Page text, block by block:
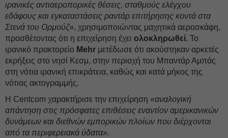
ιρανικές αντιαεροπορικές θέσεις, σταθμούς ελέγχου
εδάφους και εγκαταστάσεις ραντάρ επιτήρησης κοντά στα
Στενά του Ορμούζ», χρησιμοποιώντας μαχητικά αεροσκάφη,
προσθέτοντας ότι η επιχείρηση έχει ολοκληρωθεί. Το
ιρανικό πρακτορείο Mehr μετέδωσε ότι ακούστηκαν αρκετές
εκρήξεις στο νησί Κεσμ, στην περιοχή του Μπαντάρ Αμπάς
στη νότια ιρανική επικράτεια, καθώς και κατά μήκος της
νότιας ακτογραμμής.
Η Centcom χαρακτήρισε την επιχείρηση «αναλογική
απάντηση στις πρόσφατες επιθέσεις εναντίον αμερικανικών
δυνάμεων και διεθνών εμπορικών πλοίων που διέρχονται
από τα περιφερειακά ύδατα».